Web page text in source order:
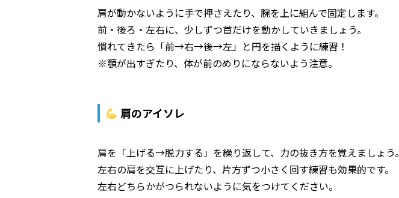
肩が動かないように手で押さえたり、腕を上に組んで固定します。
前・後ろ・左右に、少しずつ首だけを動かしていきましょう。
慣れてきたら「前→右→後→左」と円を描くように練習！
※顎が出すぎたり、体が前のめりにならないよう注意。
肩のアイソレ
肩を「上げる→脱力する」を繰り返して、力の抜き方を覚えましょう。
左右の肩を交互に上げたり、片方ずつ小さく回す練習も効果的です。
左右どちらかがつられないように気をつけてください。